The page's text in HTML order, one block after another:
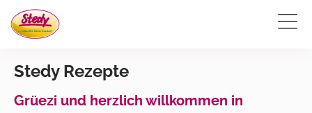
Stedy Rezepte
Grüezi und herzlich willkommen in